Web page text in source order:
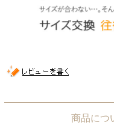
商品につ